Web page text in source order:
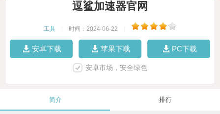
逗鲨加速器官网
工具 时间：2024-06-22
安卓下载 苹果下载 PC下载
安卓市场，安全绿色
简介 排行